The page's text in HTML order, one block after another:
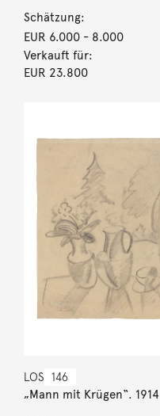
Schätzung:
EUR 6.000- 8.000
Verkauft für:
EUR 23.800
LOS 146
„Mann mit Krügen“. 1914